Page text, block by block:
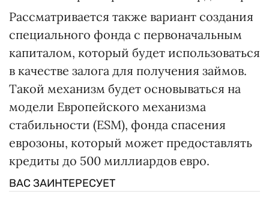
Рассматривается также вариант создания
специального фонда с первоначальным
капиталом, который будет использоваться
в качестве залога для получения займов.
Такой механизм будет основываться на
модели Европейского механизма
стабильности (ESM), фонда спасения
еврозоны, который может предоставлять
кредиты до 500 миллиардов евро.
ВАС ЗАИНТЕРЕСУЕТ